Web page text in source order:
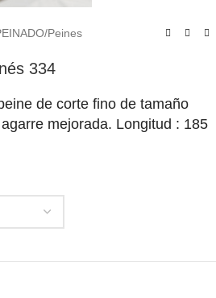
/Peines
334
de corte fino de tamaño
mejorada. Longitud : 185